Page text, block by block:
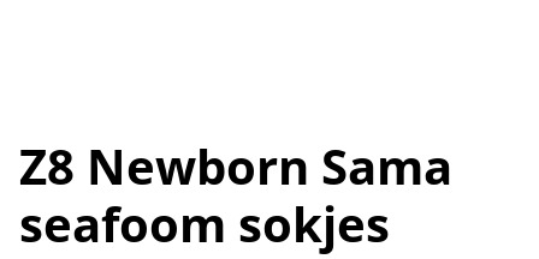
Z8 Newborn Sama
seafoom sokjes